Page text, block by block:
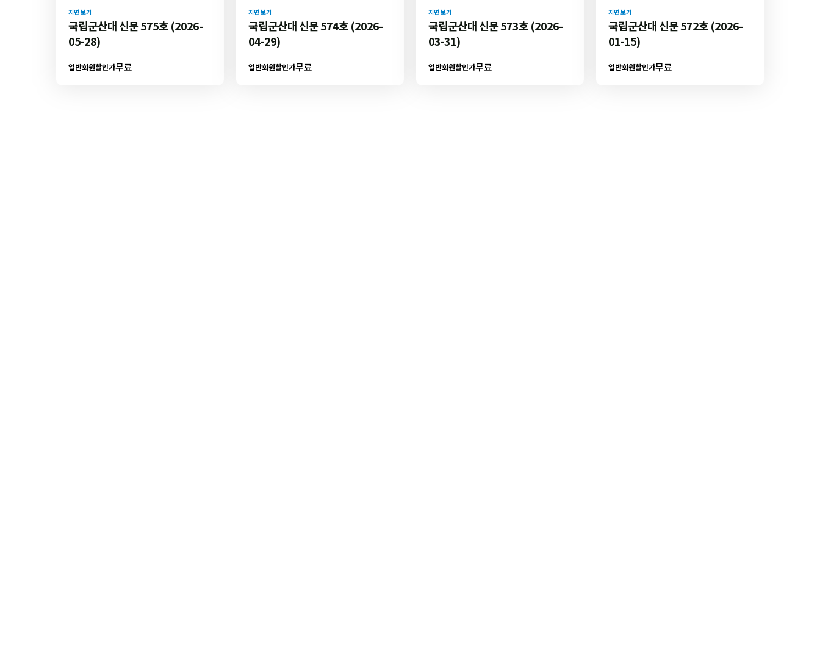
지면 보기
국립군산대 신문 575호 (2026-
05-28)
일반회원할인가무료
지면 보기
국립군산대 신문 574호 (2026-
04-29)
일반회원할인가무료
지면 보기
국립군산대 신문 573호 (2026-
03-31)
일반회원할인가무료
지면 보기
국립군산대 신문 572호 (2026-
01-15)
일반회원할인가무료